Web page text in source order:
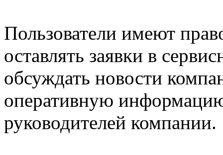
Пользователи имеют
оставлять заявки в
обсуждать новости
оперативную
руководителей компании.